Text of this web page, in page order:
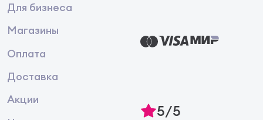
Для бизнеса
Магазины
Оплата
Доставка
Акции
5/5